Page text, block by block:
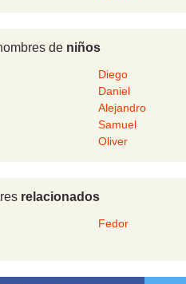
de niños
Diego
Daniel
Alejandro
Samuel
Oliver
relacionados
Fedor